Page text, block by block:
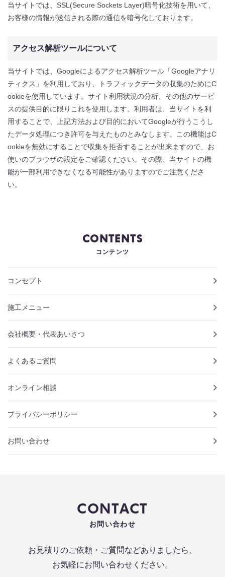
当サイトでは、SSL(Secure Sockets Layer)暗号化技術を用いて、
お客様の情報が送信される際の通信を暗号化しております。
アクセス解析ツールについて
当サイトでは、Googleによるアクセス解析ツール「Googleアナリ
ティクス」を利用しており、トラフィックデータの収集のためにC
ookieを使用しています。サイト利用状況の分析、その他のサービ
スの提供目的に限りこれを使用します。利用者は、当サイトを利
用することで、上記方法および目的においてGoogleが行うこうし
たデータ処理につき許可を与えたものとみなします。この機能はC
ookieを無効にすることで収集を拒否することが出来ますので、お
使いのブラウザの設定をご確認ください。その際、当サイトの機
能が一部利用できなくなる可能性がありますのでご注意くださ
い。
CONTENTS
コンテンツ
コンセプト
施工メニュー
会社概要・代表あいさつ
よくあるご質問
オンライン相談
プライバシーポリシー
お問い合わせ
CONTACT
お問い合わせ
お見積りのご依頼・ご質問などありましたら、
お気軽にお問い合わせください。